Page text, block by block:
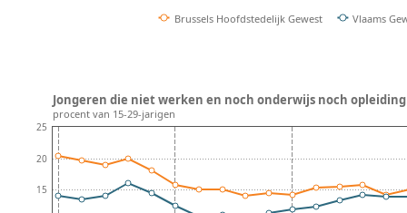
Brussels Hoofdstedelijk Gewest Vlaams
15
20
25
Jongeren die niet werken en noch onderwijs noch
procent van 15-29-jarigen